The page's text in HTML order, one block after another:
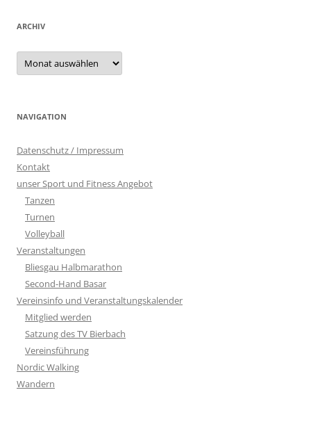
ARCHIV
Archiv
NAVIGATION
Datenschutz / Impressum
Kontakt
unser Sport und Fitness Angebot
Tanzen
Turnen
Volleyball
Veranstaltungen
Bliesgau Halbmarathon
Second-Hand Basar
Vereinsinfo und Veranstaltungskalender
Mitglied werden
Satzung des TV Bierbach
Vereinsführung
Nordic Walking
Wandern